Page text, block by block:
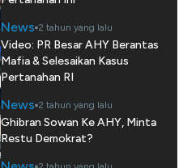
News 2 tahun yang lalu
Video: PR Besar AHY Berantas
Mafia & Selesaikan Kasus
Pertanahan RI
News 2 tahun yang lalu
Ghibran Sowan Ke AHY, Minta
Restu Demokrat?